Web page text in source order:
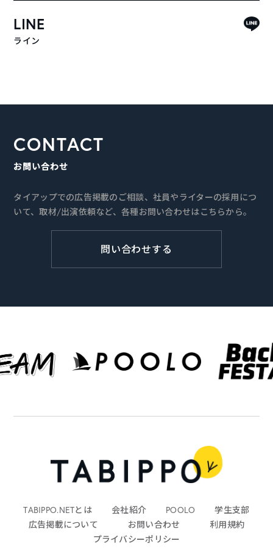
LINE
ライン
CONTACT
お問い合わせ
タイアップでの広告掲載のご相談、社員やライターの採用につ
いて、取材/出演依頼など、各種お問い合わせはこちらから。
問い合わせする
TABIPPO.NETとは 会社紹介 POOLO
学生支部
広告掲載について
お問い合わせ
利用規約
プライバシーポリシー